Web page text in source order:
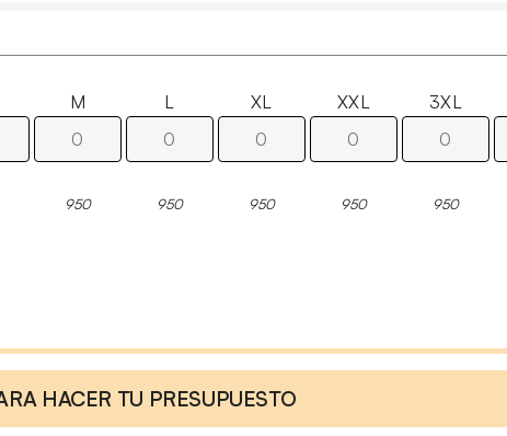
M
950
L
950
XL
950
XXL
950
3XL
950
HACER TU PRESUPUESTO